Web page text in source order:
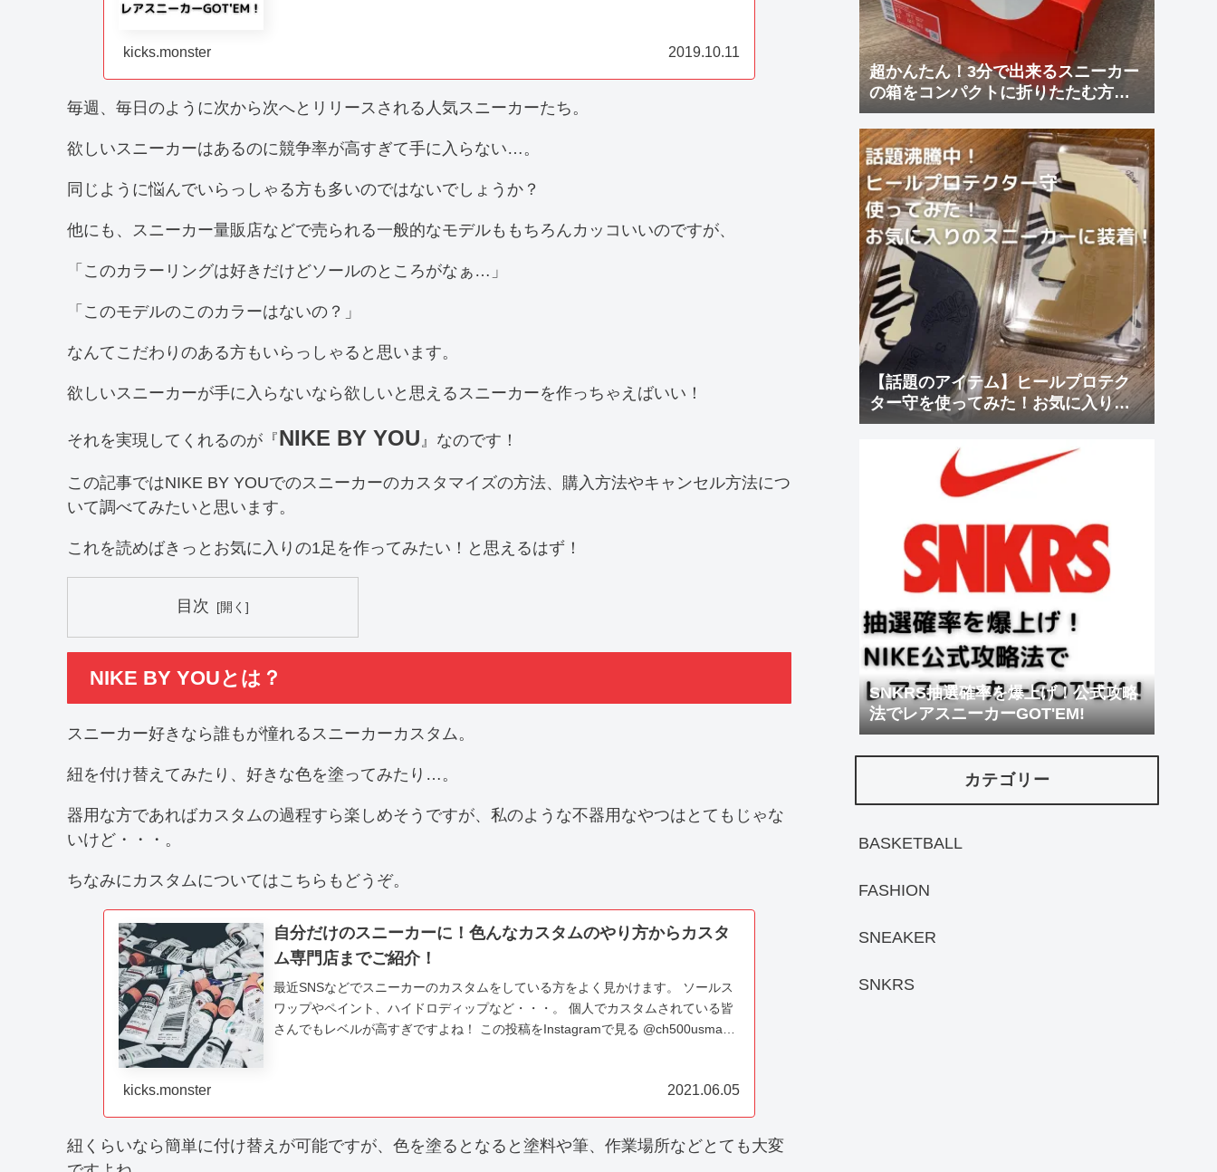
kicks.monster 2019.10.11
毎週、毎日のように次から次へとリリースされる人気スニーカーたち。
欲しいスニーカーはあるのに競争率が高すぎて手に入らない…。
同じように悩んでいらっしゃる方も多いのではないでしょうか？
他にも、スニーカー量販店などで売られる一般的なモデルももちろんカッコいいのですが、
「このカラーリングは好きだけどソールのところがなぁ…」
「このモデルのこのカラーはないの？」
なんてこだわりのある方もいらっしゃると思います。
欲しいスニーカーが手に入らないなら欲しいと思えるスニーカーを作っちゃえばいい！
それを実現してくれるのが『NIKE BY YOU 』なのです！
この記事ではNIKE BY YOUでのスニーカーのカスタマイズの方法、購入方法やキャンセル方法につ
いて調べてみたいと思います。
これを読めばきっとお気に入りの1足を作ってみたい！と思えるはず！
目次
NIKE BY YOUとは？
スニーカー好きなら誰もが憧れるスニーカーカスタム。
紐を付け替えてみたり、好きな色を塗ってみたり…。
器用な方であればカスタムの過程すら楽しめそうですが、私のような不器用なやつはとてもじゃな
いけど・・・。
ちなみにカスタムについてはこちらもどうぞ。
自分だけのスニーカーに！色んなカスタムのやり方からカスタ
ム専門店までご紹介！
最近SNSなどでスニーカーのカスタムをしている方をよく見かけます。 ソールス
ワップやペイント、ハイドロディップなど・・・。 個人でカスタムされている皆
さんでもレベルが高すぎですよね！ この投稿をInstagramで見る @ch500usmade
kicks.monster 2021.06.05
紐くらいなら簡単に付け替えが可能ですが、色を塗るとなると塗料や筆、作業場所などとても大変
超かんたん！3分で出来るスニーカー
の箱をコンパクトに折りたたむ方
法！
【話題のアイテム】ヒールプロテク
ター守を使ってみた！お気に入りに
装着！
SNKRS抽選確率を爆上げ！公式攻略
法でレアスニーカーGOT'EM!
カテゴリー
BASKETBALL
FASHION
SNEAKER
SNKRS